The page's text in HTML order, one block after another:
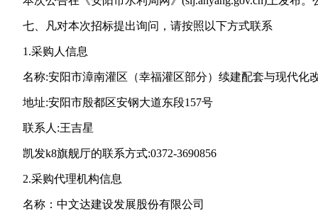
七、凡对本次招标提出询问，请按照以下方式联系
1.采购人信息
名称:安阳市漳南灌区（幸福灌区部分）续建配套与现代化
地址:安阳市殷都区安钢大道东段157号
联系人:王吉星
凯发k8旗舰厅的联系方式:0372-3690856
2.采购代理机构信息
名称：中文达建设发展股份有限公司